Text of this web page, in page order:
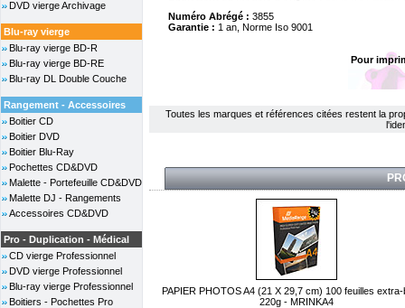
DVD vierge Archivage
Blu-ray vierge
Blu-ray vierge BD-R
Blu-ray vierge BD-RE
Blu-ray DL Double Couche
Rangement - Accessoires
Boitier CD
Boitier DVD
Boitier Blu-Ray
Pochettes CD&DVD
Malette - Portefeuille CD&DVD
Malette DJ - Rangements
Accessoires CD&DVD
Pro - Duplication - Médical
CD vierge Professionnel
DVD vierge Professionnel
Blu-ray vierge Professionnel
Boitiers - Pochettes Pro
Numéro Abrégé : 3855
Garantie : 1 an, Norme Iso 9001
Pour
Toutes les marques et références citées restent la
PAPIER PHOTOS A4 (21 X 29,7 cm) 100 feuilles extra-
220g - MRINKA4